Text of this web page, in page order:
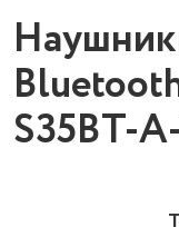
S35BT-